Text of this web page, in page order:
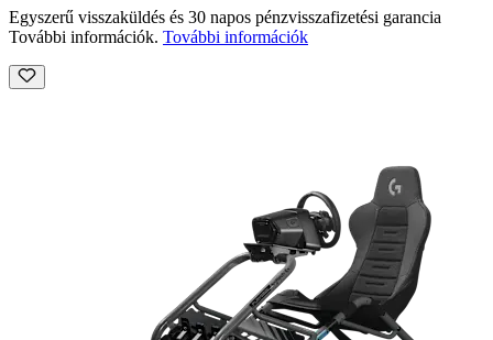
Egyszerű visszaküldés és 30 napos pénzvisszafizetési garancia
További információk. További információk